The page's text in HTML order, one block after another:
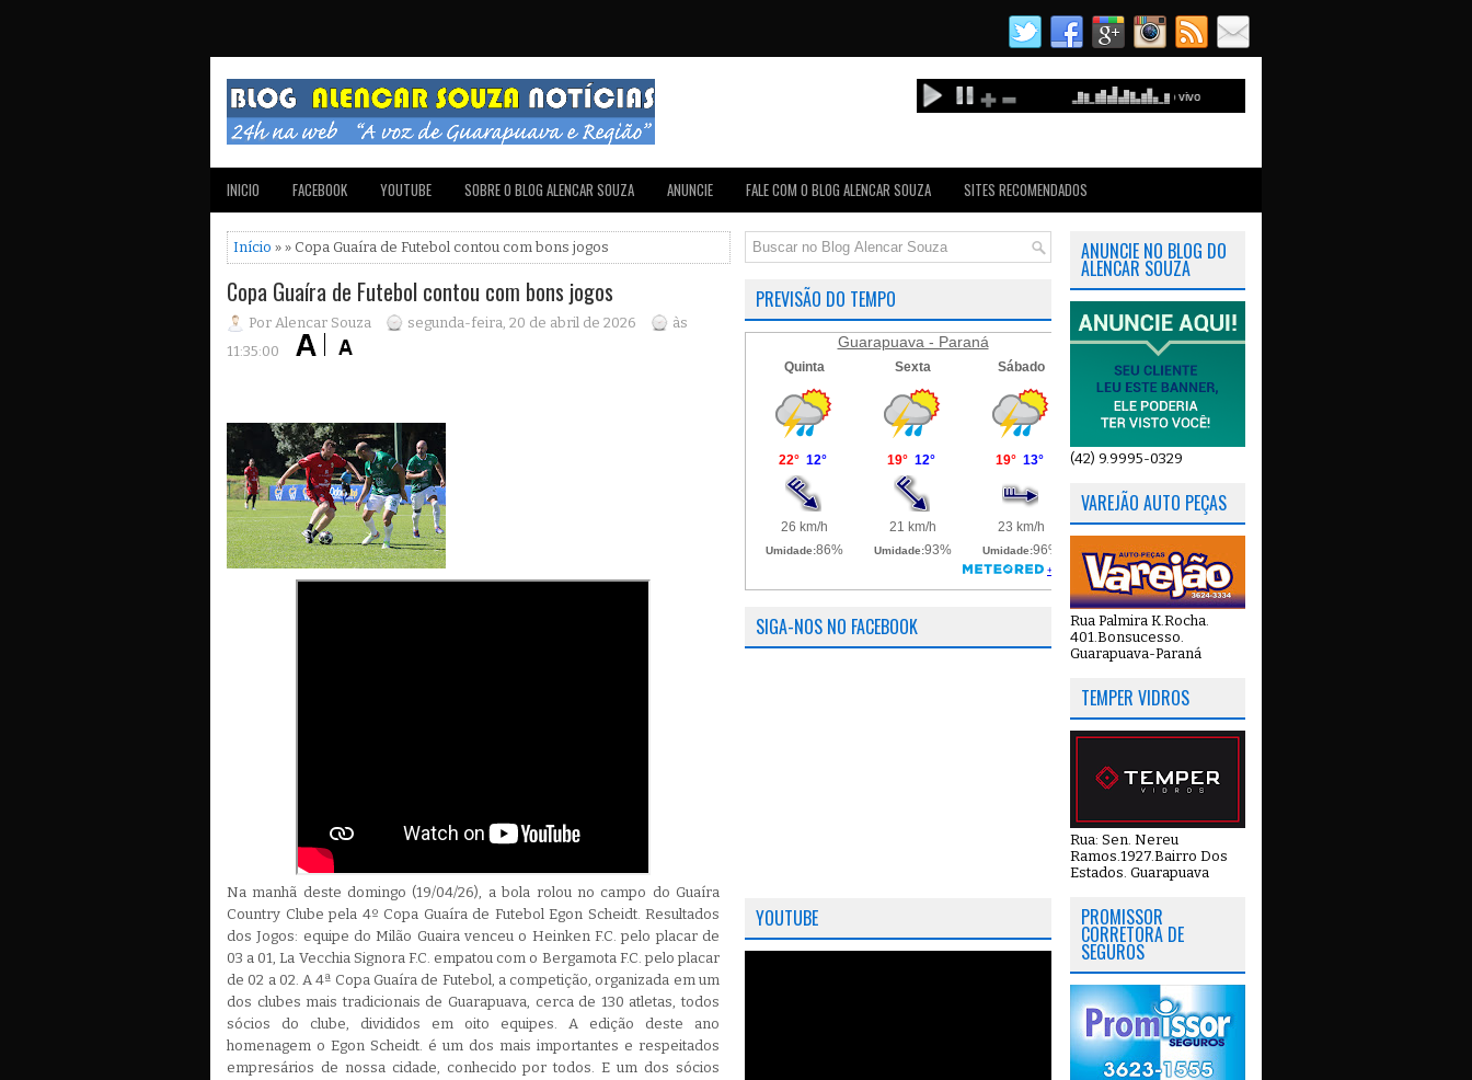
INICIO FACEBOOK YOUTUBE SOBRE O BLOG ALENCAR SOUZA ANUNCIE FALE COM O BLOG ALENCAR SOUZA SITES RECOMENDADOS
Início » » Copa Guaíra de Futebol contou com bons jogos
Copa Guaíra de Futebol contou com bons jogos
Por Alencar Souza segunda-feira, 20 de abril de 2026
às
11:35:00
Na manhã deste domingo (19/04/26), a bola rolou no campo do Guaíra
Country Clube pela 4º Copa Guaíra de Futebol Egon Scheidt. Resultados
dos Jogos: equipe do Milão Guaira venceu o Heinken F.C. pelo placar de
03 a 01, La Vecchia Signora F.C. empatou com o Bergamota F.C. pelo placar
de 02 a 02. A 4ª Copa Guaíra de Futebol, a competição, organizada em um
dos clubes mais tradicionais de Guarapuava, cerca de 130 atletas, todos
sócios do clube, divididos em oito equipes. A edição deste ano
homenagem o Egon Scheidt. é um dos mais importantes e respeitados
empresários de nossa cidade, conhecido por todos. E um dos sócios
PREVISÃO DO TEMPO
Guarapuava - Paraná
SIGA-NOS NO FACEBOOK
YOUTUBE
ANUNCIE NO BLOG DO
ALENCAR SOUZA
(42) 9.9995-0329
VAREJÃO AUTO PEÇAS
Rua Palmira K.Rocha.
401.Bonsucesso.
Guarapuava-Paraná
TEMPER VIDROS
Rua: Sen. Nereu
Ramos.1927.Bairro Dos
Estados. Guarapuava
PROMISSOR
CORRETORA DE
SEGUROS